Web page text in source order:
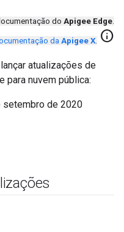
do Apigee Edge.
da Apigee X. info
atualizações de
para nuvem pública:
setembro de 2020